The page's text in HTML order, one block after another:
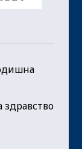
здравство